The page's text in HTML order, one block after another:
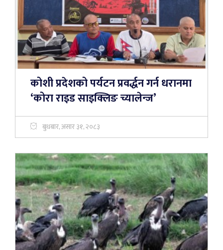
कोशी प्रदेशको पर्यटन प्रवर्द्धन गर्न धरानमा
‘कोरा राइड साइक्लिङ च्यालेन्ज’
बुधबार, असार ३१, २०८३